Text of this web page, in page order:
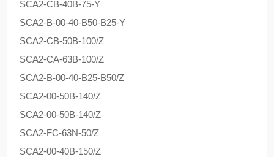
SCA2-CB-40B-75-Y
SCA2-B-00-40-B50-B25-Y
SCA2-CB-50B-100/Z
SCA2-CA-63B-100/Z
SCA2-B-00-40-B25-B50/Z
SCA2-00-50B-140/Z
SCA2-00-50B-140/Z
SCA2-FC-63N-50/Z
SCA2-00-40B-150/Z